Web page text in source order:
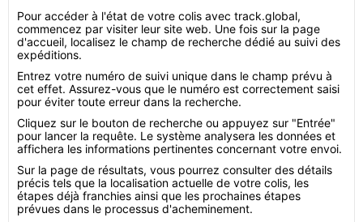
Pour accéder à l'état de votre colis avec track.global,
commencez par visiter leur site web. Une fois sur la page
d'accueil, localisez le champ de recherche dédié au suivi des
expéditions.
Entrez votre numéro de suivi unique dans le champ prévu à
cet effet. Assurez-vous que le numéro est correctement saisi
pour éviter toute erreur dans la recherche.
Cliquez sur le bouton de recherche ou appuyez sur "Entrée"
pour lancer la requête. Le système analysera les données et
affichera les informations pertinentes concernant votre envoi.
Sur la page de résultats, vous pourrez consulter des détails
précis tels que la localisation actuelle de votre colis, les
étapes déjà franchies ainsi que les prochaines étapes
prévues dans le processus d'acheminement.